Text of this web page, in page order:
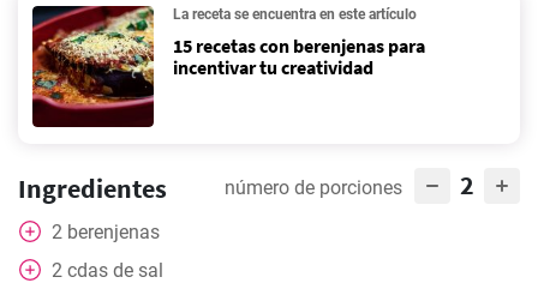
La receta se encuentra en este artículo
15 recetas con berenjenas para
incentivar tu creatividad
Ingredientes número de porciones 2
2 berenjenas
2 cdas de sal